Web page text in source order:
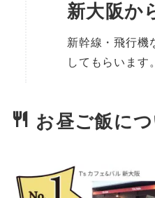
新大阪か
新幹線・飛行機
してもらいます。
お昼ご飯に